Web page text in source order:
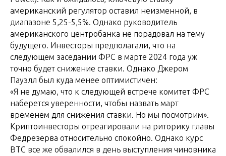
американский регулятор оставил неизменной, в
диапазоне 5,25-5,5%. Однако руководитель
американского центробанка не порадовал на тему
будущего. Инвесторы предполагали, что на
следующем заседании ФРС в марте 2024 года уж
точно будет снижение ставки. Однако Джером
Пауэлл был куда менее оптимистичен:
«Я не думаю, что к следующей встрече комитет ФРС
наберется уверенности, чтобы назвать март
временем для снижения ставки. Но мы посмотрим».
Криптоинвесторы отреагировали на риторику главы
Федрезерва относительно спокойно. Однако курс
BTC все же обвалился в день выступления чиновника